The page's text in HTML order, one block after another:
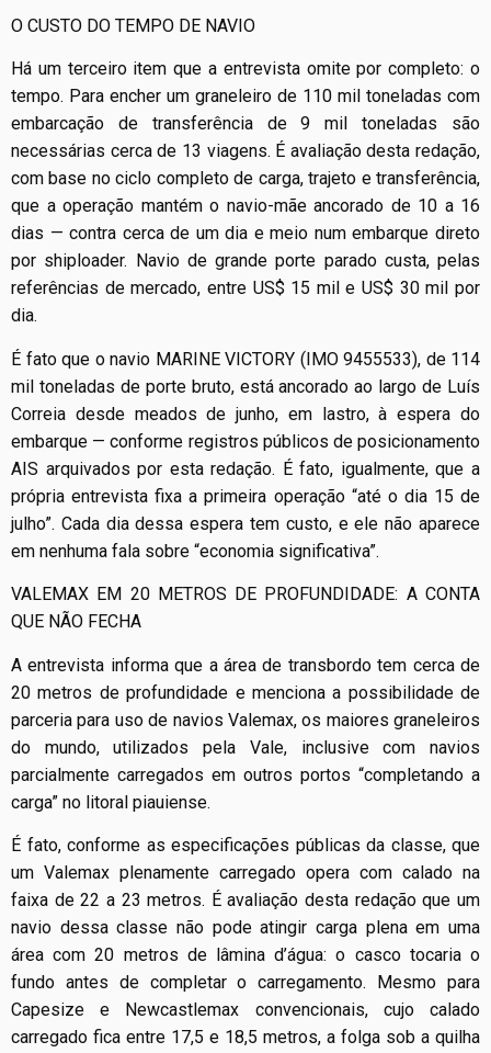
O CUSTO DO TEMPO DE NAVIO
Há um terceiro item que a entrevista omite por completo: o
tempo. Para encher um graneleiro de 110 mil toneladas com
embarcação de transferência de 9 mil toneladas são
necessárias cerca de 13 viagens. É avaliação desta redação,
com base no ciclo completo de carga, trajeto e transferência,
que a operação mantém o navio-mãe ancorado de 10 a 16
dias — contra cerca de um dia e meio num embarque direto
por shiploader. Navio de grande porte parado custa, pelas
referências de mercado, entre US$ 15 mil e US$ 30 mil por
dia.
É fato que o navio MARINE VICTORY (IMO 9455533), de 114
mil toneladas de porte bruto, está ancorado ao largo de Luís
Correia desde meados de junho, em lastro, à espera do
embarque — conforme registros públicos de posicionamento
AIS arquivados por esta redação. É fato, igualmente, que a
própria entrevista fixa a primeira operação “até o dia 15 de
julho”. Cada dia dessa espera tem custo, e ele não aparece
em nenhuma fala sobre “economia significativa”.
VALEMAX EM 20 METROS DE PROFUNDIDADE: A CONTA
QUE NÃO FECHA
A entrevista informa que a área de transbordo tem cerca de
20 metros de profundidade e menciona a possibilidade de
parceria para uso de navios Valemax, os maiores graneleiros
do mundo, utilizados pela Vale, inclusive com navios
parcialmente carregados em outros portos “completando a
carga” no litoral piauiense.
É fato, conforme as especificações públicas da classe, que
um Valemax plenamente carregado opera com calado na
faixa de 22 a 23 metros. É avaliação desta redação que um
navio dessa classe não pode atingir carga plena em uma
área com 20 metros de lâmina d’água: o casco tocaria o
fundo antes de completar o carregamento. Mesmo para
Capesize e Newcastlemax convencionais, cujo calado
carregado fica entre 17,5 e 18,5 metros, a folga sob a quilha